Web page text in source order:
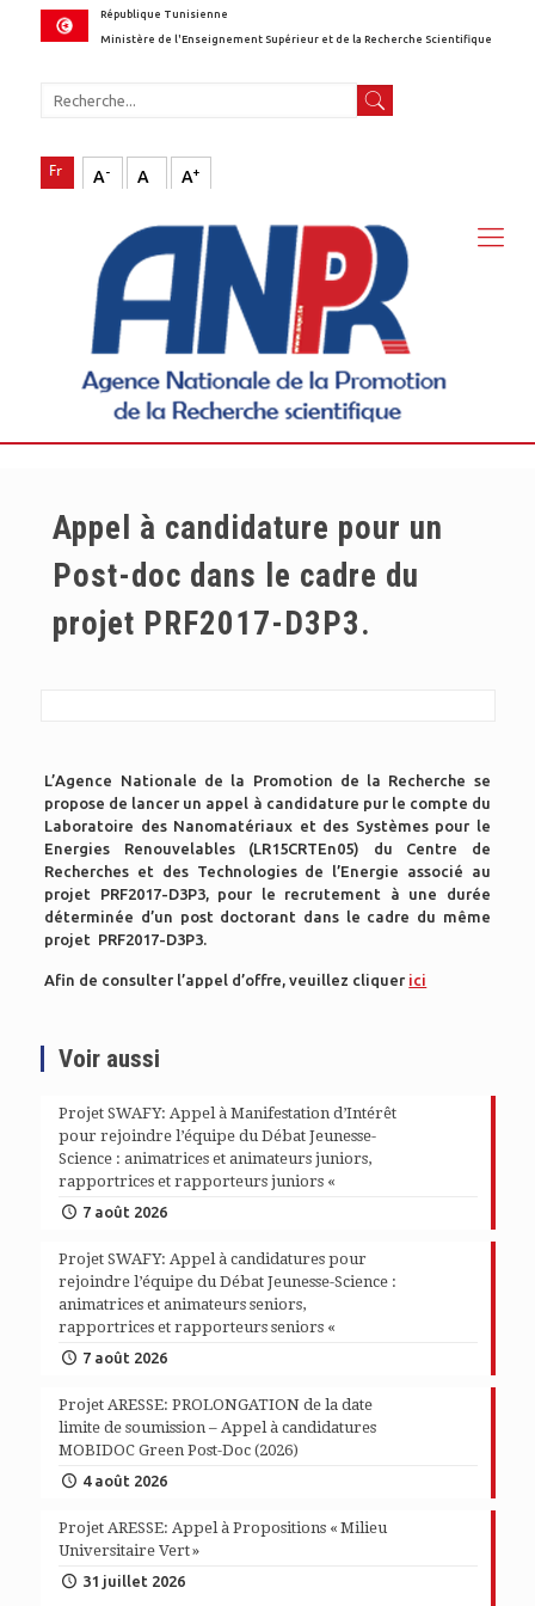
République Tunisienne
Ministère de l'Enseignement Supérieur et de la Recherche Scientifique
A- A A+
Appel à candidature pour un
Post-doc dans le cadre du
projet PRF2017-D3P3.
L’Agence Nationale de la Promotion de la Recherche se
propose de lancer un appel à candidature pur le compte du
Laboratoire des Nanomatériaux et des Systèmes pour le
Energies Renouvelables (LR15CRTEn05) du Centre de
Recherches et des Technologies de l’Energie associé au
projet PRF2017-D3P3, pour le recrutement à une durée
déterminée d’un post doctorant dans le cadre du même
projet PRF2017-D3P3.
Afin de consulter l’appel d’offre, veuillez cliquer ici
Voir aussi
Projet SWAFY: Appel à Manifestation d’Intérêt
pour rejoindre l’équipe du Débat Jeunesse-
Science : animatrices et animateurs juniors,
rapportrices et rapporteurs juniors «
7 août 2026
Projet SWAFY: Appel à candidatures pour
rejoindre l’équipe du Débat Jeunesse-Science :
animatrices et animateurs seniors,
rapportrices et rapporteurs seniors «
7 août 2026
Projet ARESSE: PROLONGATION de la date
limite de soumission – Appel à candidatures
MOBIDOC Green Post-Doc (2026)
4 août 2026
Projet ARESSE: Appel à Propositions « Milieu
Universitaire Vert »
31 juillet 2026